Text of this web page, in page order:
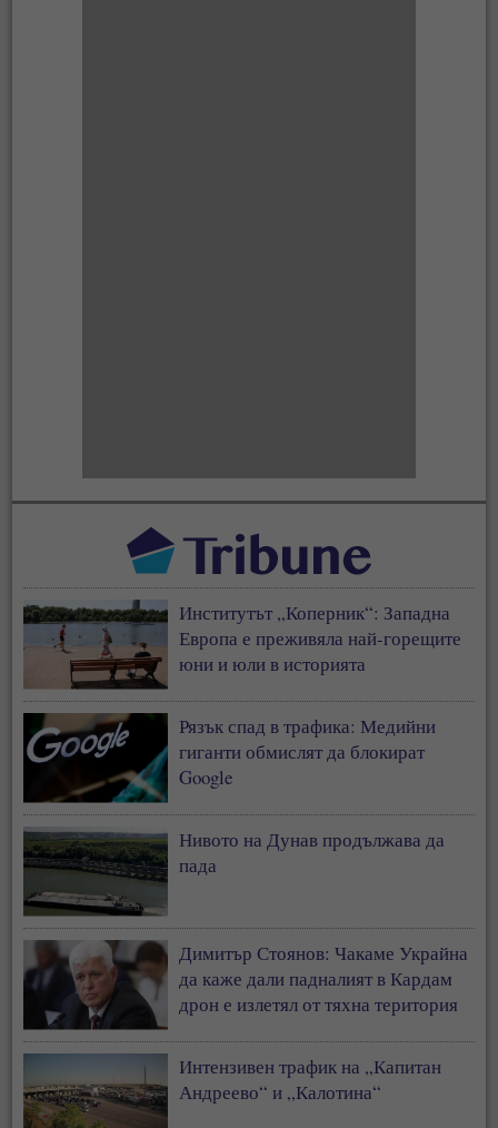
Институтът „Коперник“: Западна
Европа е преживяла най-горещите
юни и юли в историята
Рязък спад в трафика: Медийни
гиганти обмислят да блокират
Google
Нивото на Дунав продължава да
пада
Димитър Стоянов: Чакаме Украйна
да каже дали падналият в Кардам
дрон е излетял от тяхна територия
Интензивен трафик на „Капитан
Андреево“ и „Калотина“